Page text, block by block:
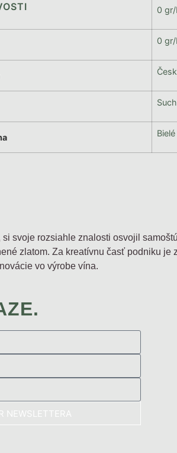
0 gr/L
0 gr/L
Bielé
svoje rozsiahle znalosti osvojil
zlatom. Za kreatívnu časť podniku
vo výrobe vína.
NEWSLETTERA